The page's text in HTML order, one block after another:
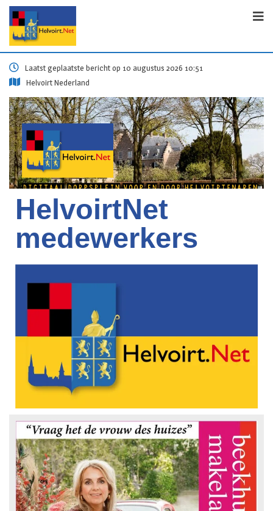
Laatst geplaatste bericht op 10 augustus 2026 10:51
Helvoirt Nederland
HelvoirtNet
medewerkers